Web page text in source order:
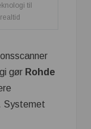
til
gør Rohde
Systemet